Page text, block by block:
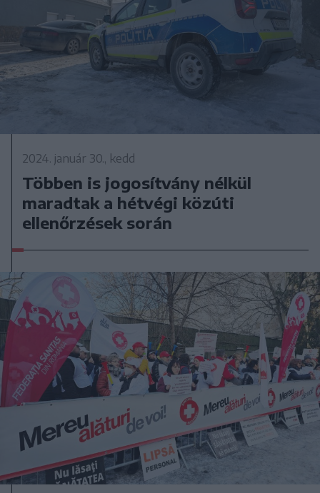
2024. január 30., kedd
Többen is jogosítvány nélkül
maradtak a hétvégi közúti
ellenőrzések során